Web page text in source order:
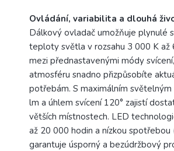
Ovládání, variabilita a dlouhá
Dálkový ovladač umožňuje plynulé
teploty světla v rozsahu 3 000 K až
mezi přednastavenými módy
atmosféru snadno přizpůsobíte
potřebám. S maximálním
lm a úhlem svícení 120° zajistí
větších místnostech. LED
až 20 000 hodin a nízkou spotřebou
garantuje úsporný a bezúdržbový